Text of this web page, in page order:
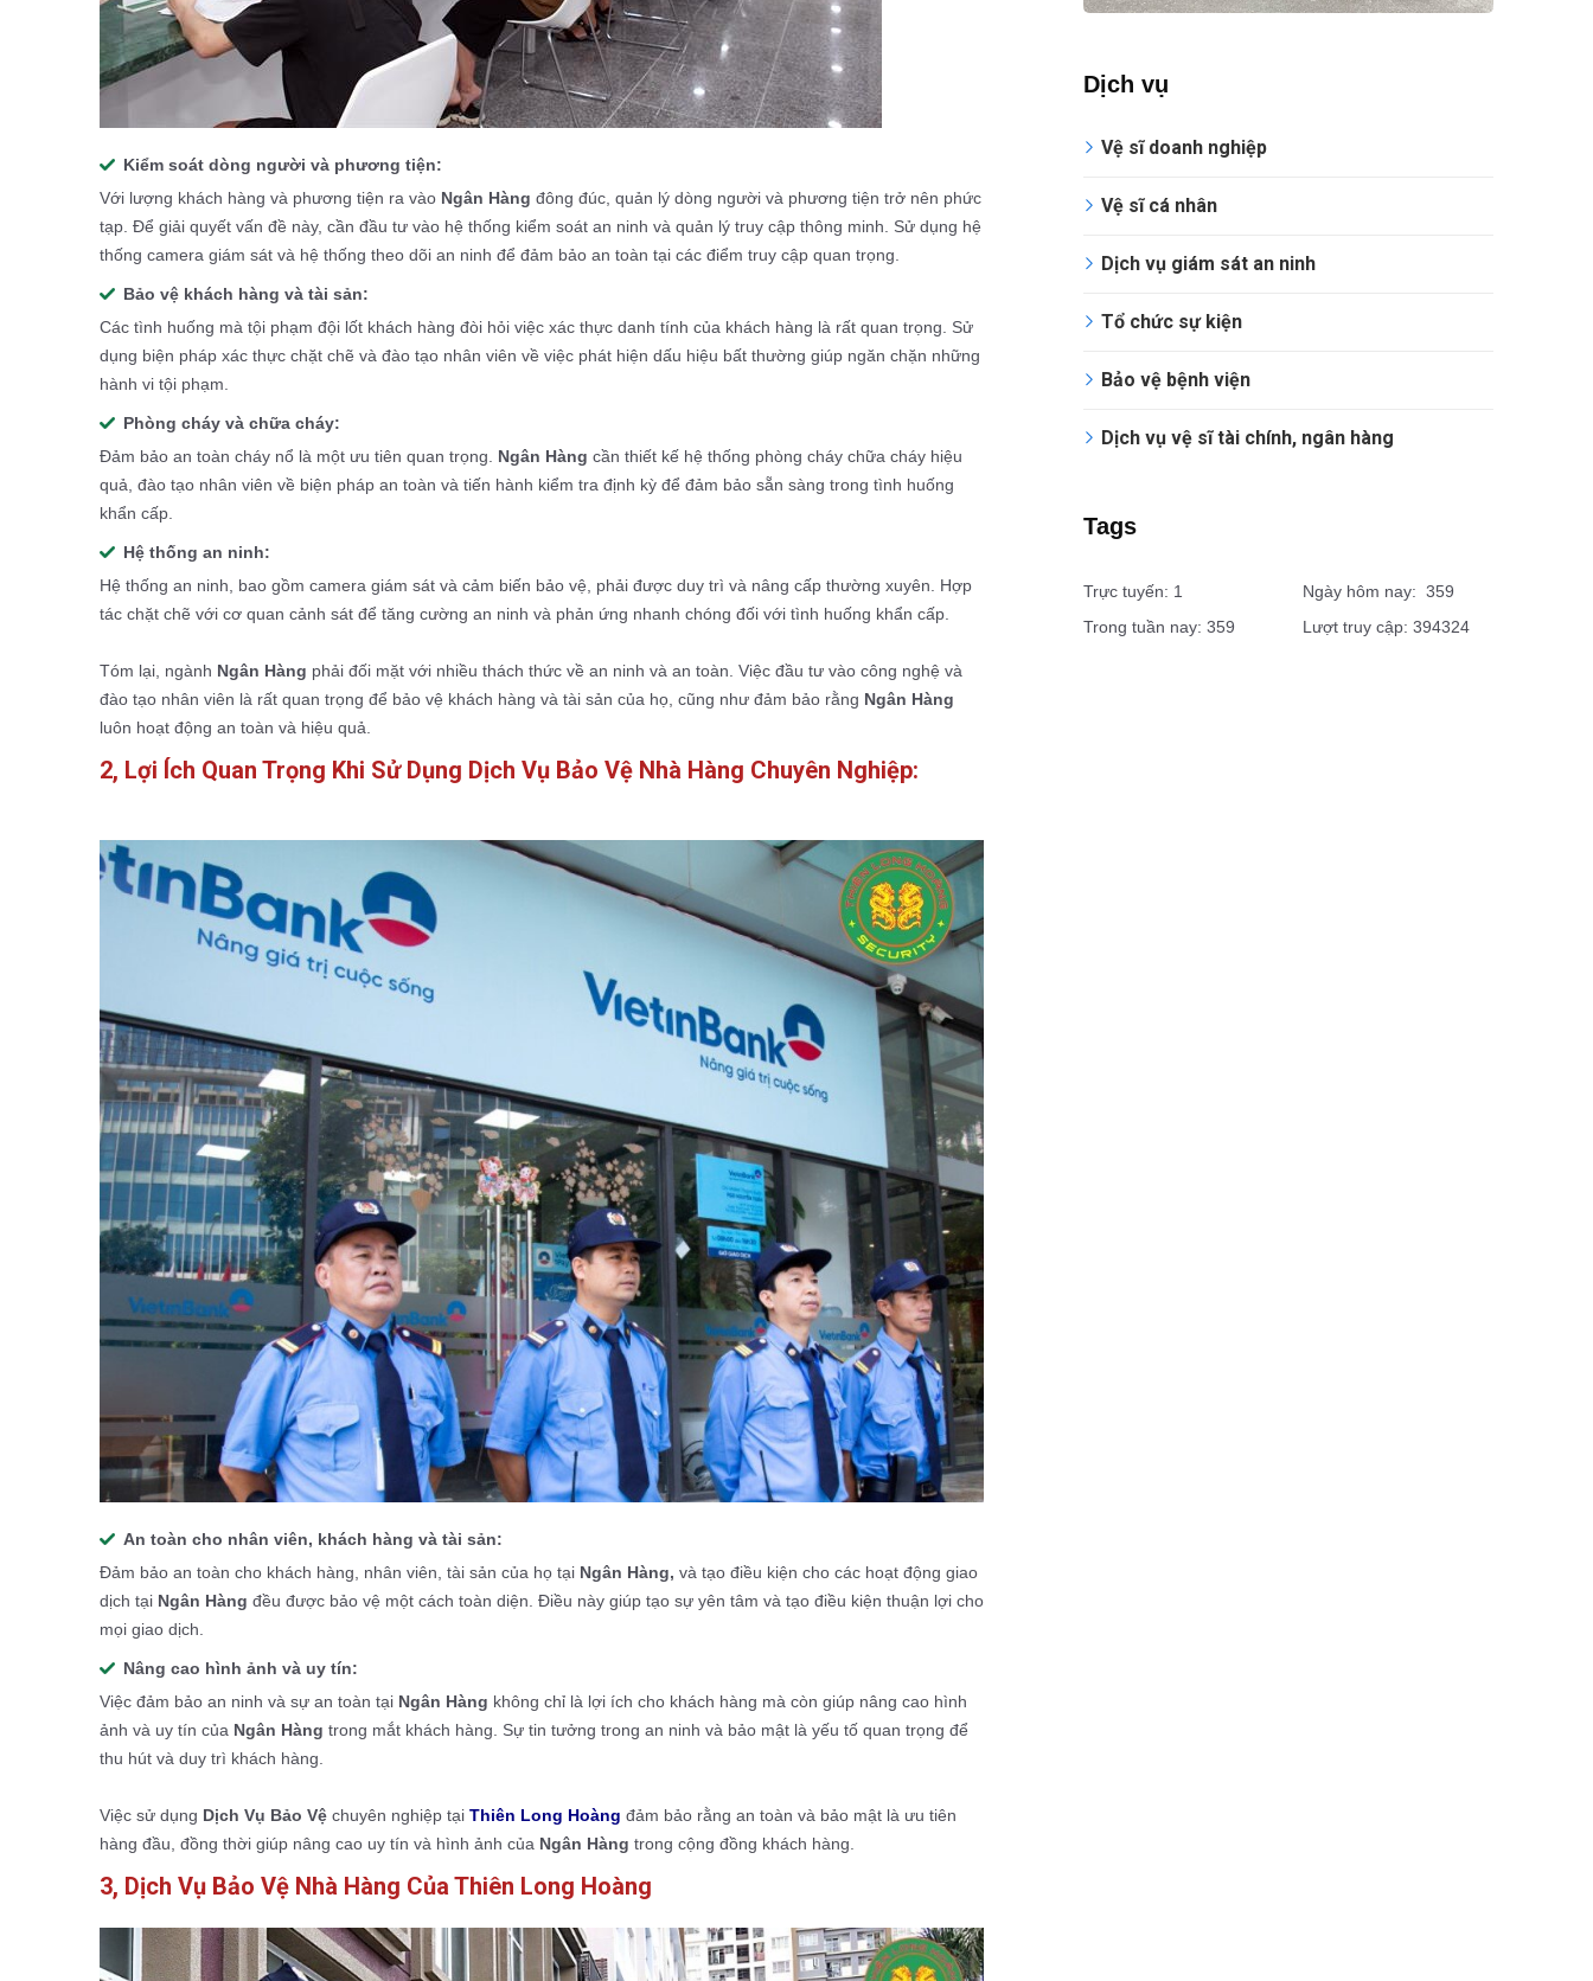
Kiểm soát dòng người và phương tiện:
Với lượng khách hàng và phương tiện ra vào Ngân Hàng đông đúc, quản lý dòng người và phương tiện trở nên phức
tạp. Để giải quyết vấn đề này, cần đầu tư vào hệ thống kiểm soát an ninh và quản lý truy cập thông minh. Sử dụng hệ
thống camera giám sát và hệ thống theo dõi an ninh để đảm bảo an toàn tại các điểm truy cập quan trọng.
Bảo vệ khách hàng và tài sản:
Các tình huống mà tội phạm đội lốt khách hàng đòi hỏi việc xác thực danh tính của khách hàng là rất quan trọng. Sử
dụng biện pháp xác thực chặt chẽ và đào tạo nhân viên về việc phát hiện dấu hiệu bất thường giúp ngăn chặn những
hành vi tội phạm.
Phòng cháy và chữa cháy:
Đảm bảo an toàn cháy nổ là một ưu tiên quan trọng. Ngân Hàng cần thiết kế hệ thống phòng cháy chữa cháy hiệu
quả, đào tạo nhân viên về biện pháp an toàn và tiến hành kiểm tra định kỳ để đảm bảo sẵn sàng trong tình huống
khẩn cấp.
Hệ thống an ninh:
Hệ thống an ninh, bao gồm camera giám sát và cảm biến bảo vệ, phải được duy trì và nâng cấp thường xuyên. Hợp
tác chặt chẽ với cơ quan cảnh sát để tăng cường an ninh và phản ứng nhanh chóng đối với tình huống khẩn cấp.
Tóm lại, ngành Ngân Hàng phải đối mặt với nhiều thách thức về an ninh và an toàn. Việc đầu tư vào công nghệ và
đào tạo nhân viên là rất quan trọng để bảo vệ khách hàng và tài sản của họ, cũng như đảm bảo rằng Ngân Hàng
luôn hoạt động an toàn và hiệu quả.
2, Lợi Ích Quan Trọng Khi Sử Dụng Dịch Vụ Bảo Vệ Nhà Hàng Chuyên Nghiệp:
An toàn cho nhân viên, khách hàng và tài sản:
Đảm bảo an toàn cho khách hàng, nhân viên, tài sản của họ tại Ngân Hàng, và tạo điều kiện cho các hoạt động giao
dịch tại Ngân Hàng đều được bảo vệ một cách toàn diện. Điều này giúp tạo sự yên tâm và tạo điều kiện thuận lợi cho
mọi giao dịch.
Nâng cao hình ảnh và uy tín:
Việc đảm bảo an ninh và sự an toàn tại Ngân Hàng không chỉ là lợi ích cho khách hàng mà còn giúp nâng cao hình
ảnh và uy tín của Ngân Hàng trong mắt khách hàng. Sự tin tưởng trong an ninh và bảo mật là yếu tố quan trọng để
thu hút và duy trì khách hàng.
Việc sử dụng Dịch Vụ Bảo Vệ chuyên nghiệp tại Thiên Long Hoàng đảm bảo rằng an toàn và bảo mật là ưu tiên
hàng đầu, đồng thời giúp nâng cao uy tín và hình ảnh của Ngân Hàng trong cộng đồng khách hàng.
3, Dịch Vụ Bảo Vệ Nhà Hàng Của Thiên Long Hoàng
Dịch vụ
Vệ sĩ doanh nghiệp
Vệ sĩ cá nhân
Dịch vụ giám sát an ninh
Tổ chức sự kiện
Bảo vệ bệnh viện
Dịch vụ vệ sĩ tài chính, ngân hàng
Tags
Trực tuyến: 1
Ngày hôm nay: 359
Trong tuần nay: 359
Lượt truy cập: 394324